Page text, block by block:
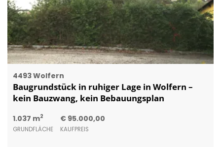
4493 Wolfern
Baugrundstück in ruhiger Lage in Wolfern –
kein Bauzwang, kein Bebauungsplan
1.037 m2
GRUNDFLÄCHE
€ 95.000,00
KAUFPREIS